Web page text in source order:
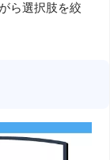
ら選択肢を絞